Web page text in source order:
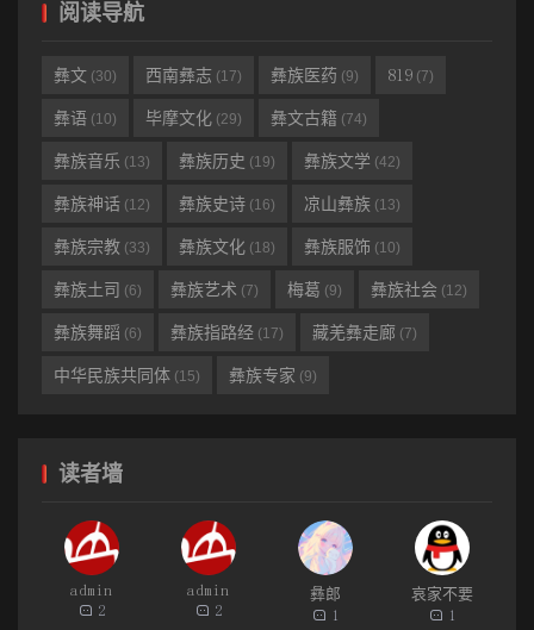
真正力量和价值的词语。”［7］ 瓦雷里把生命本身作为体验、观
应，生命的外化直接体现为内容与形式高度统一的艺术。浩若烟海
的彝族口承诗歌，早已践行了这一原则，以记录、描绘、叩问、揭
示或是吁求千姿百态的生命万象同时作为一切语言艺术行为的起点
的生命形式，通过对“形式”本身的“意象”和“意境”的创造性发掘与展
示，把握和揭示生命与现实的本质特征，从而或象征、或隐喻、或
暗示、或理性抽绎出人类生命活动的无限价值及理性精神。彝族口
承。如阿库乌雾的哲理诗，阿蕾的民俗小说等等。此外，彝族传统
的突出特征。
三、诗的品质——艺术精神的铸造与升华
阅读导航
彝文 (30) 西南彝志 (17) 彝族医药 (9) 819 (7)
彝语 (10) 毕摩文化 (29) 彝文古籍 (74)
彝族音乐 (13) 彝族历史 (19) 彝族文学 (42)
彝族神话 (12) 彝族史诗 (16) 凉山彝族 (13)
彝族宗教 (33) 彝族文化 (18) 彝族服饰 (10)
彝族土司 (6) 彝族艺术 (7) 梅葛 (9) 彝族社会 (12)
彝族舞蹈 (6) 彝族指路经 (17) 藏羌彝走廊 (7)
中华民族共同体 (15) 彝族专家 (9)
读者墙
admin
2
admin
2
彝郎
1
哀家不要
1